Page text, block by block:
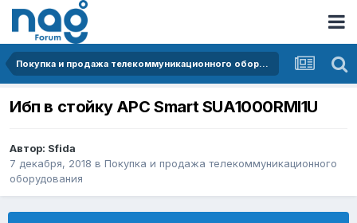
Покупка и продажа телекоммуникационного оборудования
Ибп в стойку APC Smart SUA1000RMI1U
Автор: Sfida
7 декабря, 2018 в Покупка и продажа телекоммуникационного
оборудования